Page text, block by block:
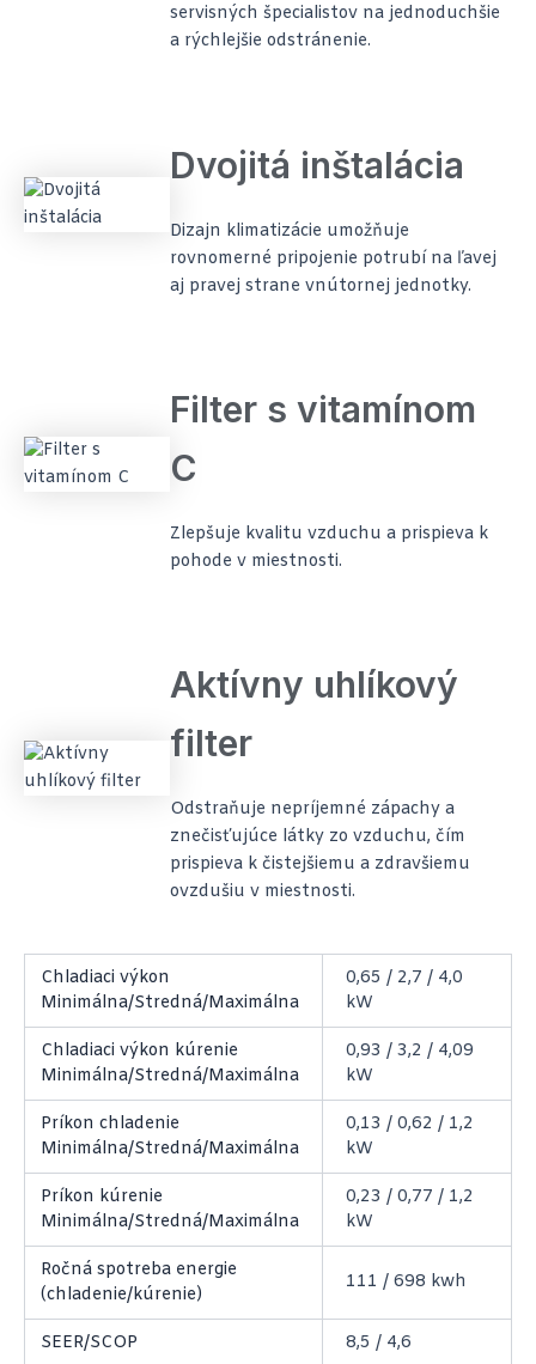
servisných špecialistov na jednoduchšie
a rýchlejšie odstránenie.
Dvojitá inštalácia
Dizajn klimatizácie umožňuje
rovnomerné pripojenie potrubí na ľavej
aj pravej strane vnútornej jednotky.
Filter s vitamínom
C
Zlepšuje kvalitu vzduchu a prispieva k
pohode v miestnosti.
Aktívny uhlíkový
filter
Odstraňuje nepríjemné zápachy a
znečisťujúce látky zo vzduchu, čím
prispieva k čistejšiemu a zdravšiemu
ovzdušiu v miestnosti.
Chladiaci výkon
Minimálna/Stredná/Maximálna
0,65 / 2,7 / 4,0
kW
Chladiaci výkon kúrenie
Minimálna/Stredná/Maximálna
0,93 / 3,2 / 4,09
kW
Príkon chladenie
Minimálna/Stredná/Maximálna
0,13 / 0,62 / 1,2
kW
Príkon kúrenie
Minimálna/Stredná/Maximálna
0,23 / 0,77 / 1,2
kW
Ročná spotreba energie
(chladenie/kúrenie)
111 / 698 kwh
SEER/SCOP 8,5 / 4,6